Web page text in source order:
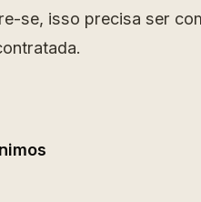
se, isso precisa ser